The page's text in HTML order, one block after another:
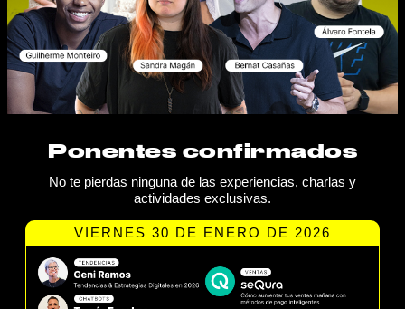
Ponentes confirmados
No te pierdas ninguna de las experiencias, charlas y
actividades exclusivas.
VIERNES 30 DE ENERO DE 2026